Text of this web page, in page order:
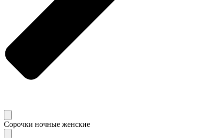
Сорочки ночные женские